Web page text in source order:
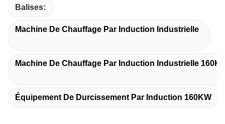
Balises:
Machine De Chauffage Par Induction Industrielle
Machine De Chauffage Par Induction Industrielle
Équipement De Durcissement Par Induction 160KW